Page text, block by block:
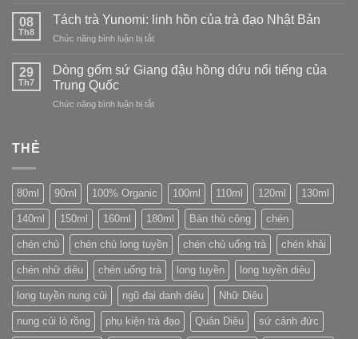
hảo
sứ
nghĩa
con
trên
bánh
08
Th8
Tách trà Yunomi: linh hồn của trà đạo Nhật Bản
Chức năng bình luận bị tắtở
Yunomi:
hồn
29
Th7
Dòng gốm sứ Giang đậu hồng dứu nổi tiếng của
Trung Quốc
Chức năng bình luận bị tắtở
hồng
dứu
nổi
của
Trung
Quốc
THẺ
80ml 90ml 100% Organic 100ml 110ml 120ml 130ml
140ml 150ml 160ml 180ml Bán thủ công chén
chén chủ chén chủ long tuyền chén chủ uống trà chén khải
chén nhữ diêu chén uống trà long tuyền long tuyền diêu
long tuyền nung củi ngũ đại danh diêu Nhữ Diêu
nung củi lò rồng phụ kiện trà đạo Quân Diêu sứ cảnh đức